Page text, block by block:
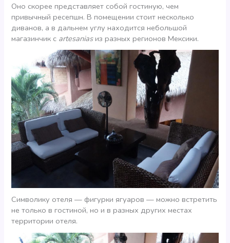
Оно скорее представляет собой гостиную, чем
привычный ресепшн. В помещении стоит несколько
диванов, а в дальнем углу находится небольшой
магазинчик с artesaniasиз разных регионов Мексики.
Символику отеля — фигурки ягуаров — можно встретить
не только в гостиной, но и в разных других местах
территории отеля.